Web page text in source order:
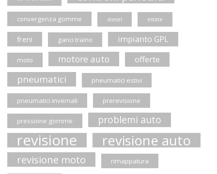
convergenza gomme diesel estate
freni ganci traino impianto GPL
moto motore auto offerte
pneumatici pneumatici estivi
pneumatici invernali prerevisione
pressione gomme problemi auto
revisione revisione auto
revisione moto rimappatura